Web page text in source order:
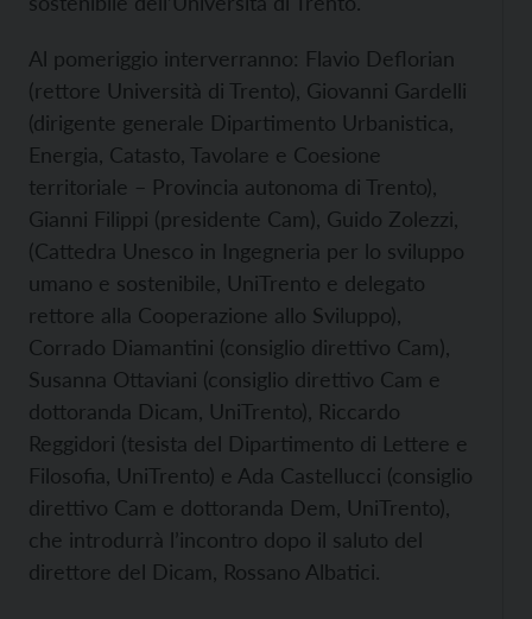
Al pomeriggio interverranno: Flavio Deflorian
(rettore Università di Trento), Giovanni Gardelli
(dirigente generale Dipartimento Urbanistica,
Energia, Catasto, Tavolare e Coesione
territoriale – Provincia autonoma di Trento),
Gianni Filippi (presidente Cam), Guido Zolezzi,
(Cattedra Unesco in Ingegneria per lo sviluppo
umano e sostenibile, UniTrento e delegato
rettore alla Cooperazione allo Sviluppo),
Corrado Diamantini (consiglio direttivo Cam),
Susanna Ottaviani (consiglio direttivo Cam e
dottoranda Dicam, UniTrento), Riccardo
Reggidori (tesista del Dipartimento di Lettere e
Filosofia, UniTrento) e Ada Castellucci (consiglio
direttivo Cam e dottoranda Dem, UniTrento),
che introdurrà l’incontro dopo il saluto del
direttore del Dicam, Rossano Albatici.